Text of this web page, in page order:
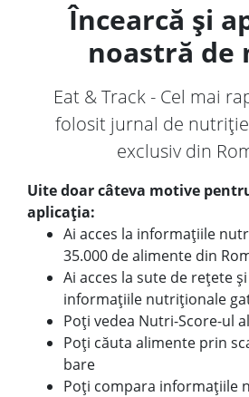
Încearcă și
noastră de
Eat & Track - Cel mai
folosit jurnal de
exclusiv din
Uite doar câteva motive
aplicația:
Ai acces la informațiile
35.000 de alimente din
Ai acces la sute de rețete
informațiile nutriționale
Poți vedea Nutri-Score-ul
Poți căuta alimente prin
bare
Poți compara informațiile